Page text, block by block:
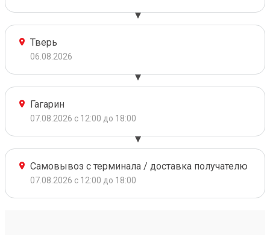
Тверь
06.08.2026
Гагарин
07.08.2026 с 12:00 до 18:00
Самовывоз с терминала / доставка получателю
07.08.2026 с 12:00 до 18:00